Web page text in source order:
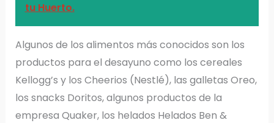
tu Huerto.
Algunos de los alimentos más conocidos son los
productos para el desayuno como los cereales
Kellogg’s y los Cheerios (Nestlé), las galletas Oreo,
los snacks Doritos, algunos productos de la
empresa Quaker, los helados Helados Ben &